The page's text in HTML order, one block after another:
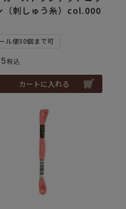
（刺しゅう糸）col.000
ル便30個まで可
税込
カートに入れる